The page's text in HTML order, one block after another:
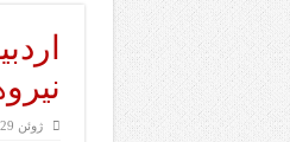
ژوئن 29, 2026